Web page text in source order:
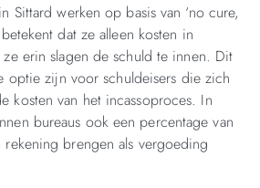
Sittard werken op basis van ‘no cure,
dat ze alleen kosten in
erin slagen de schuld te innen. Dit
optie zijn voor schuldeisers die zich
kosten van het incassoproces. In
bureaus ook een percentage van
brengen als vergoeding